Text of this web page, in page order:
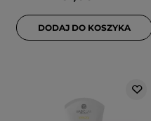
DODAJ DO KOSZYKA